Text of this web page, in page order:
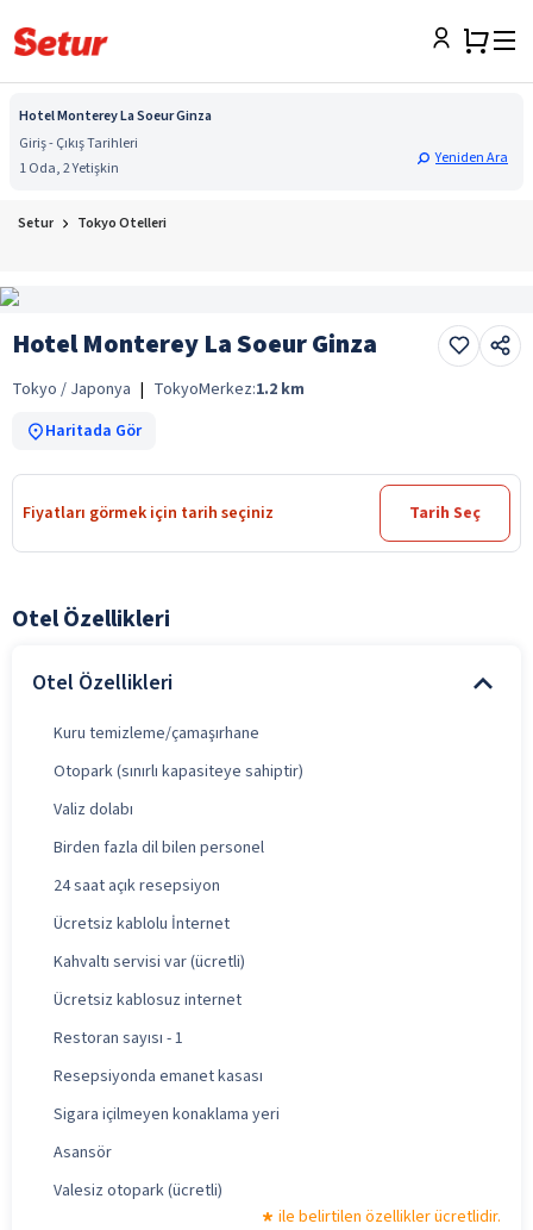
Hotel Monterey La Soeur Ginza
Giriş - Çıkış Tarihleri
1 Oda, 2 Yetişkin
Yeniden Ara
Setur Tokyo Otelleri
Hotel Monterey La Soeur Ginza
Tokyo / Japonya | TokyoMerkez:1.2 km
Haritada Gör
Fiyatları görmek için tarih seçiniz Tarih Seç
Otel Özellikleri
Otel Özellikleri
Kuru temizleme/çamaşırhane
Otopark (sınırlı kapasiteye sahiptir)
Valiz dolabı
Birden fazla dil bilen personel
24 saat açık resepsiyon
Ücretsiz kablolu İnternet
Kahvaltı servisi var (ücretli)
Ücretsiz kablosuz internet
Restoran sayısı - 1
Resepsiyonda emanet kasası
Sigara içilmeyen konaklama yeri
Asansör
Valesiz otopark (ücretli)
ile belirtilen özellikler ücretlidir.